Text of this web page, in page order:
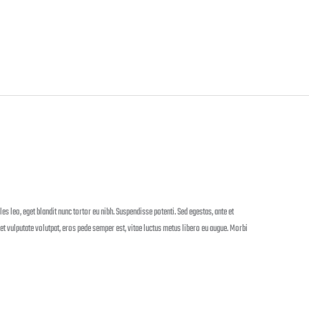
eget blandit nunc tortor eu nibh. Suspendisse potenti. Sed egestas, ante et
vulputate volutpat, eros pede semper est, vitae luctus metus libero eu augue. Morbi